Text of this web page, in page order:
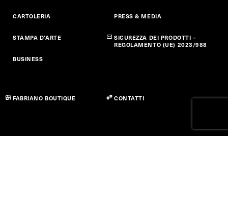
CARTOLERIA
STAMPA D'ARTE
BUSINESS
PRESS & MEDIA
SICUREZZA DEI PRODOTTI –
REGOLAMENTO (UE) 2023/988
FABRIANO BOUTIQUE CONTATTI